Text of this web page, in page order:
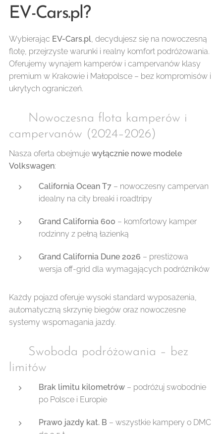
EV-Cars.pl?
Wybierając EV-Cars.pl , decydujesz się na nowoczesną
flotę, przejrzyste warunki i realny komfort podróżowania.
Oferujemy wynajem kamperów i campervanów klasy
premium w Krakowie i Małopolsce – bez kompromisów i
ukrytych ograniczeń.
🚐 Nowoczesna flota kamperów i
campervanów (2024–2026)
Nasza oferta obejmuje wyłącznie nowe modele
Volkswagen:
California Ocean T7 – nowoczesny campervan
idealny na city breaki i roadtripy
Grand California 600 – komfortowy kamper
rodzinny z pełną łazienką
Grand California Dune 2026 – prestiżowa
wersja off-grid dla wymagających podróżników
Każdy pojazd oferuje wysoki standard wyposażenia,
automatyczną skrzynię biegów oraz nowoczesne
systemy wspomagania jazdy.
🌍 Swoboda podróżowania – bez
limitów
Brak limitu kilometrów – podróżuj swobodnie
po Polsce i Europie
Prawo jazdy kat. B – wszystkie kampery o DMC